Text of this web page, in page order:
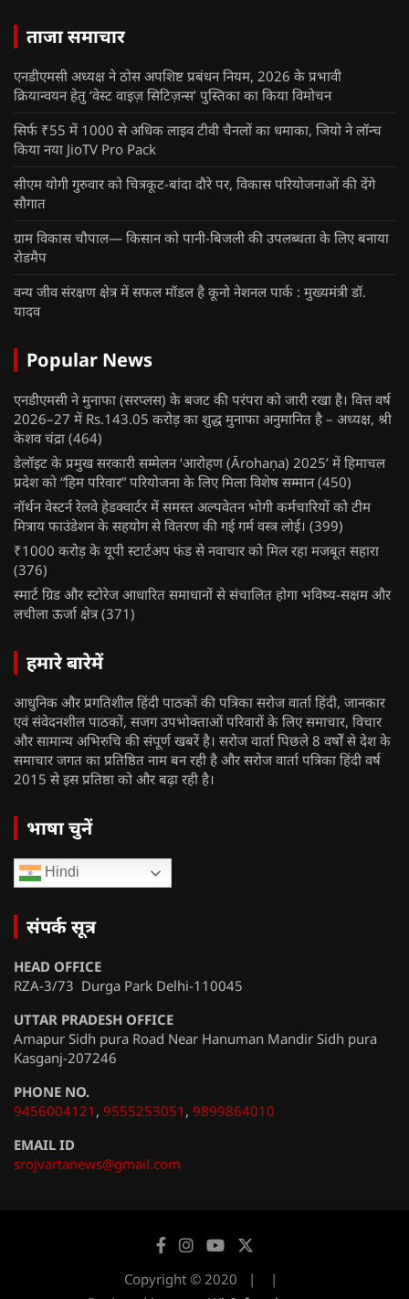
ताजा समाचार
एनडीएमसी अध्यक्ष ने ठोस अपशिष्ट प्रबंधन नियम, 2026 के प्रभावी
क्रियान्वयन हेतु ‘वेस्ट वाइज़ सिटिज़न्स’ पुस्तिका का किया विमोचन
सिर्फ ₹55 में 1000 से अधिक लाइव टीवी चैनलों का धमाका, जियो ने लॉन्च
किया नया JioTV Pro Pack
सीएम योगी गुरुवार को चित्रकूट-बांदा दौरे पर, विकास परियोजनाओं की देंगे
सौगात
ग्राम विकास चौपाल— किसान को पानी-बिजली की उपलब्धता के लिए बनाया
रोडमैप
वन्य जीव संरक्षण क्षेत्र में सफल मॉडल है कूनो नेशनल पार्क : मुख्यमंत्री डॉ.
यादव
Popular News
एनडीएमसी ने मुनाफा (सरप्लस) के बजट की परंपरा को जारी रखा है। वित्त वर्ष
2026–27 में Rs.143.05 करोड़ का शुद्ध मुनाफा अनुमानित है – अध्यक्ष, श्री
केशव चंद्रा (464)
डेलॉइट के प्रमुख सरकारी सम्मेलन ‘आरोहण (Ārohaṇa) 2025’ में हिमाचल
प्रदेश को “हिम परिवार” परियोजना के लिए मिला विशेष सम्मान (450)
नॉर्थन वेस्टर्न रेलवे हेडक्वार्टर में समस्त अल्पवेतन भोगी कर्मचारियों को टीम
मित्राय फाउंडेशन के सहयोग से वितरण की गई गर्म वस्त्र लोई। (399)
₹1000 करोड़ के यूपी स्टार्टअप फंड से नवाचार को मिल रहा मजबूत सहारा
(376)
स्मार्ट ग्रिड और स्टोरेज आधारित समाधानों से संचालित होगा भविष्य-सक्षम और
लचीला ऊर्जा क्षेत्र (371)
हमारे बारेमें
आधुनिक और प्रगतिशील हिंदी पाठकों की पत्रिका सरोज वार्ता हिंदी, जानकार
एवं संवेदनशील पाठकों, सजग उपभोक्ताओं परिवारों के लिए समाचार, विचार
और सामान्य अभिरुचि की संपूर्ण खबरें है। सरोज वार्ता पिछले 8 वर्षों से देश के
समाचार जगत का प्रतिष्ठित नाम बन रही है और सरोज वार्ता पत्रिका हिंदी वर्ष
2015 से इस प्रतिष्ठा को और बढ़ा रही है।
भाषा चुनें
Hindi
संपर्क सूत्र
HEAD OFFICE
RZA-3/73 Durga Park Delhi-110045
UTTAR PRADESH OFFICE
Amapur Sidh pura Road Near Hanuman Mandir Sidh pura
Kasganj-207246
PHONE NO.
9456004121 , 9555253051 , 9899864010
EMAIL ID
srojvartanews@gmail.com
Copyright © 2020